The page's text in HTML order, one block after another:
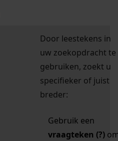
Door leestekens in
uw zoekopdracht te
gebruiken, zoekt u
specifieker of juist
breder:
Gebruik een
vraagteken (?)